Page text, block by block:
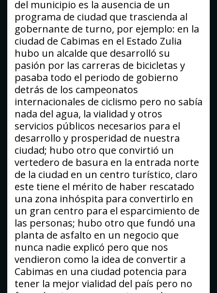
del municipio es la ausencia de un
programa de ciudad que trascienda al
gobernante de turno, por ejemplo: en la
ciudad de Cabimas en el Estado Zulia
hubo un alcalde que desarrolló su
pasión por las carreras de bicicletas y
pasaba todo el periodo de gobierno
detrás de los campeonatos
internacionales de ciclismo pero no sabía
nada del agua, la vialidad y otros
servicios públicos necesarios para el
desarrollo y prosperidad de nuestra
ciudad; hubo otro que convirtió un
vertedero de basura en la entrada norte
de la ciudad en un centro turístico, claro
este tiene el mérito de haber rescatado
una zona inhóspita para convertirlo en
un gran centro para el esparcimiento de
las personas; hubo otro que fundó una
planta de asfalto en un negocio que
nunca nadie explicó pero que nos
vendieron como la idea de convertir a
Cabimas en una ciudad potencia para
tener la mejor vialidad del país pero no